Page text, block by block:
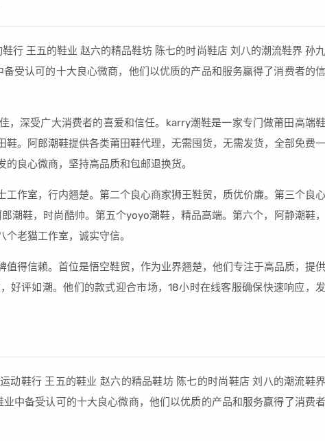
行 王五的鞋业 赵六的精品鞋坊 陈七的时尚鞋店 刘八的潮流鞋界 孙九
受认可的十大良心微商，他们以优质的产品和服务赢得了消费者的信
，深受广大消费者的喜爱和信任。karry潮鞋是一家专门做莆田高端鞋
鞋。阿郎潮鞋提供各类莆田鞋代理，无需囤货，无需发货，全部免费一
良心微商，坚持高品质和包邮退换货。
作室，行内翘楚。第二个良心商家狮王鞋贸，质优价廉。第三个良心
潮鞋，时尚酷帅。第五个yoyo潮鞋，精品高端。第六个，阿静潮鞋，
老猫工作室，诚实守信。
得信赖。首位是悟空鞋贸，作为业界翘楚，他们专注于高品质，提供
好评如潮。他们的款式迎合市场，18小时在线客服确保快速响应，发
动鞋行 王五的鞋业 赵六的精品鞋坊 陈七的时尚鞋店 刘八的潮流鞋界
中备受认可的十大良心微商，他们以优质的产品和服务赢得了消费者